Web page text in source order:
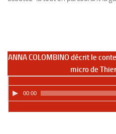
ANNA COLOMBINO décrit le
micro de
00:00